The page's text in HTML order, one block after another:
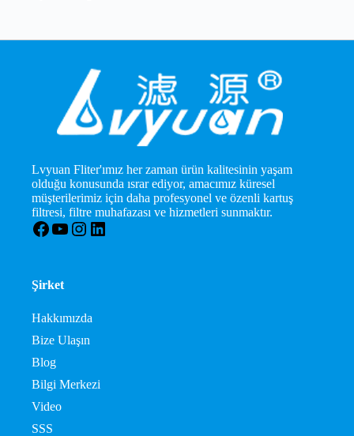
Lvyuan Fliter'ımız her zaman ürün kalitesinin yaşam
olduğu konusunda ısrar ediyor, amacımız küresel
müşterilerimiz için daha profesyonel ve özenli kartuş
filtresi, filtre muhafazası ve hizmetleri sunmaktır.
Facebook
YouTube
Instagram
LinkedIn
Şirket
Hakkımızda
Bize Ulaşın
Blog
Bilgi Merkezi
Video
SSS